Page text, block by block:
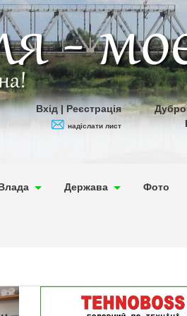
-
Вхід|Реєстрація
надіслати лист
Держава Фото